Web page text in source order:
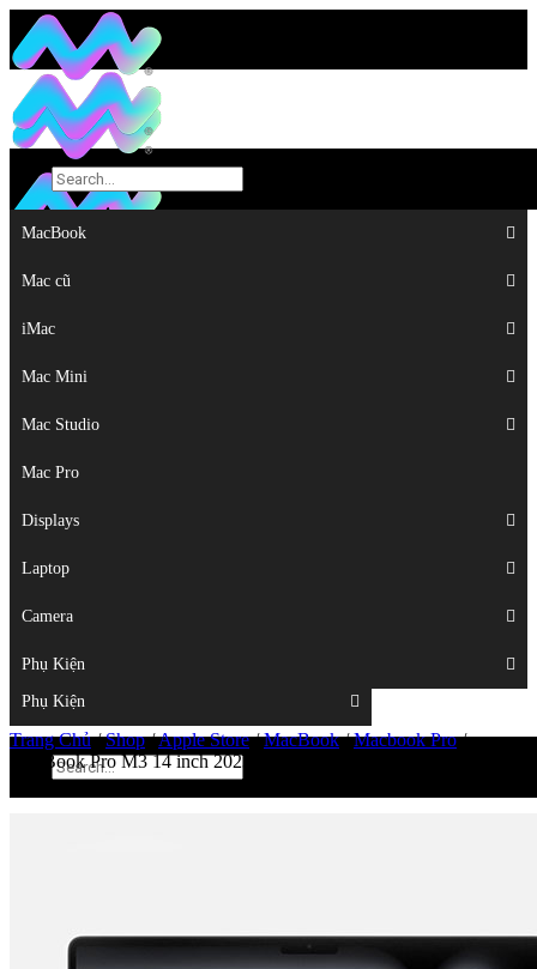
MacBook
Mac cũ
iMac
Mac Mini
Mac Studio
Mac Pro
Displays
Laptop
Camera
Phụ Kiện
MacBook
Mac cũ
iMac
Mac Mini
Mac Studio
Mac Pro
Displays
Laptop
Camera
Phụ Kiện
Top
Trang Chủ/Shop/Apple Store/MacBook/Macbook Pro/
MacBook Pro M3 14 inch 2023 New – (M3/24GB/512GB/Space
Gray)